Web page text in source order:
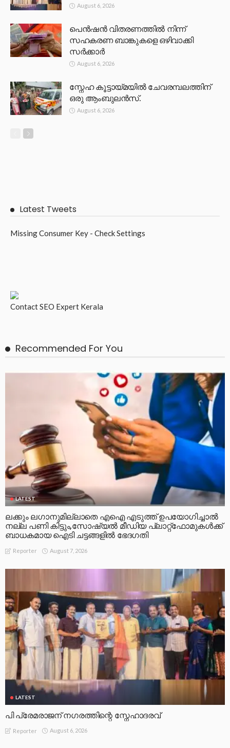
August 6, 2026
പെൻഷൻ വിതരണത്തിൽ നിന്ന്
സഹകരണ ബാങ്കുകളെ ഒഴിവാക്കി
സർക്കാർ
August 6, 2026
സ്നേഹ കൂട്ടായ്മയിൽ ചേവരമ്പലത്തിന്
ഒരു ആംബുലൻസ്.
August 6, 2026
Latest Tweets
Missing Consumer Key - Check Settings
ContactSEO Expert Kerala
Recommended For You
LATEST
ലക്കും ലഗാനുമില്ലാതെ എഐ എടുത്ത് ഉപയോഗിച്ചാല്‍
നല്ല പണി കിട്ടും,സോഷ്യല്‍ മീഡിയ പ്ലാറ്റ്‌ഫോമുകള്‍ക്ക്
ബാധകമായ ഐടി ചട്ടങ്ങളില്‍ ഭേദഗതി
Reporter August 7, 2026
LATEST
പി പ്രേമരാജന് നഗരത്തിന്റെ സ്നേഹാദരവ്
Reporter August 6, 2026